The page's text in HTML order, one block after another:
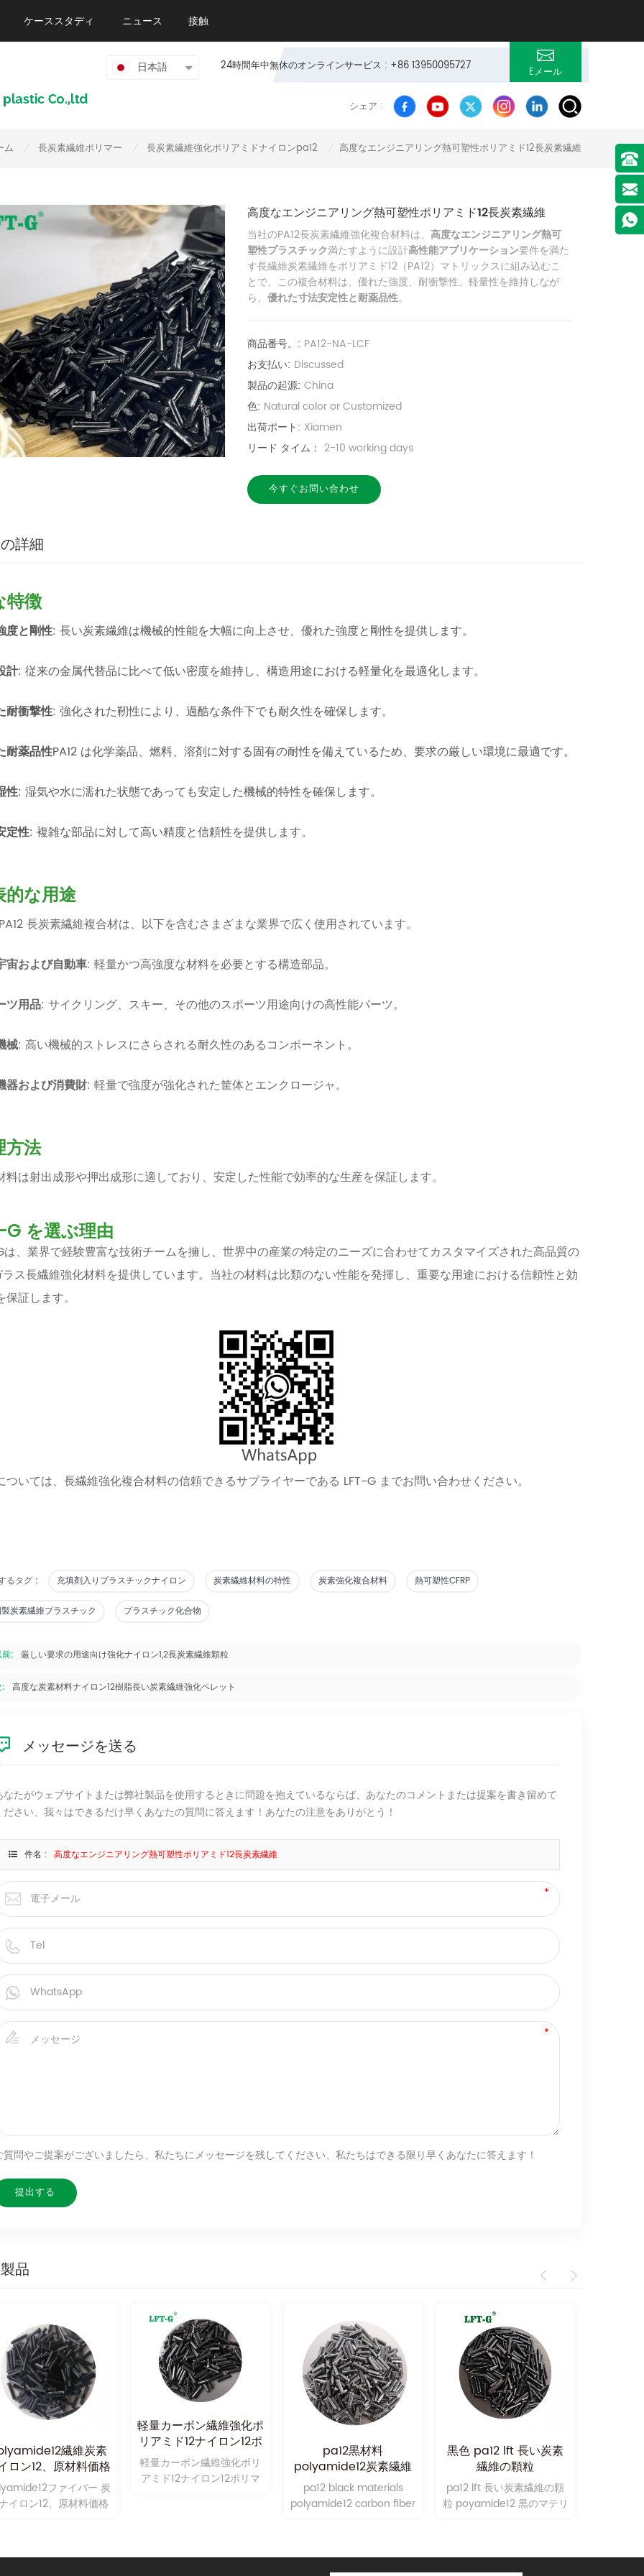
ケーススタディ ニュース 接触
24時間年中無休のオンラインサービス : +86 13950095727 Eメール
日本語
シェア :
ム 長炭素繊維ポリマー 長炭素繊維強化ポリアミドナイロンpa12 高度なエンジニアリング熱可塑性ポリアミド12長炭素繊維
高度なエンジニアリング熱可塑性ポリアミド12長炭素繊維
当社のPA12長炭素繊維強化複合材料は、高度なエンジニアリング熱可
塑性プラスチック満たすように設計高性能アプリケーション要件を満た
す長繊維炭素繊維をポリアミド12（PA12）マトリックスに組み込むこ
とで、この複合材料は、優れた強度、耐衝撃性、軽量性を維持しなが
ら、優れた寸法安定性と耐薬品性。
商品番号。: PA12-NA-LCF
お支払い: Discussed
製品の起源: China
色: Natural color or Customized
出荷ポート: Xiamen
リード タイム： 2-10 working days
今すぐお問い合わせ
詳細
特徴
度と剛性: 長い炭素繊維は機械的性能を大幅に向上させ、優れた強度と剛性を提供します。
計: 従来の金属代替品に比べて低い密度を維持し、構造用途における軽量化を最適化します。
耐衝撃性: 強化された靭性により、過酷な条件下でも耐久性を確保します。
耐薬品性PA12 は化学薬品、燃料、溶剤に対する固有の耐性を備えているため、要求の厳しい環境に最適です。
性: 湿気や水に濡れた状態であっても安定した機械的特性を確保します。
定性: 複雑な部品に対して高い精度と信頼性を提供します。
的な用途
長炭素繊維複合材は、以下を含むさまざまな業界で広く使用されています。
宙および自動車: 軽量かつ高強度な材料を必要とする構造部品。
ツ用品: サイクリング、スキー、その他のスポーツ用途向けの高性能パーツ。
械: 高い機械的ストレスにさらされる耐久性のあるコンポーネント。
器および消費財: 軽量で強度が強化された筐体とエンクロージャ。
方法
料は射出成形や押出成形に適しており、安定した性能で効率的な生産を保証します。
G を選ぶ理由
は、業界で経験豊富な技術チームを擁し、世界中の産業の特定のニーズに合わせてカスタマイズされた高品質の
ラス長繊維強化材料を提供しています。当社の材料は比類のない性能を発揮し、重要な用途における信頼性と効
保証します。
ついては、長繊維強化複合材料の信頼できるサプライヤーである LFT-G までお問い合わせください。
るタグ : 充填剤入りプラスチックナイロン 炭素繊維材料の特性 炭素強化複合材料 熱可塑性CFRP
炭素繊維プラスチック プラスチック化合物
: 厳しい要求の用途向け強化ナイロン1,2長炭素繊維顆粒
: 高度な炭素材料ナイロン12樹脂長い炭素繊維強化ペレット
メッセージを送る
なたがウェブサイトまたは弊社製品を使用するときに問題を抱えているならば、あなたのコメントまたは提案を書き留めて
ださい、我々はできるだけ早くあなたの質問に答えます！あなたの注意をありがとう！
件名 : 高度なエンジニアリング熱可塑性ポリアミド12長炭素繊維
質問やご提案がございましたら、私たちにメッセージを残してください、私たちはできる限り早くあなたに答えます！
品
繊維炭素
ロン12、原材料価格
lcf40
ファイバー 炭
イロン12、原材料価格
軽量カーボン繊維強化ポ
リアミド12ナイロン12ポ
リマー
軽量カーボン繊維強化ポリ
アミド12ナイロン12ポリマ
pa12黒材料
polyamide12炭素繊維
の価格
pa12 black materials
polyamide12 carbon fiber
黒色 pa12 lft 長い炭素
繊維の顆粒
poyamide12
pa12 lft 長い炭素繊維の顆
粒 poyamide12 黒のマテリ